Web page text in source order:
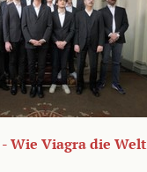
Wie Viagra die Welt